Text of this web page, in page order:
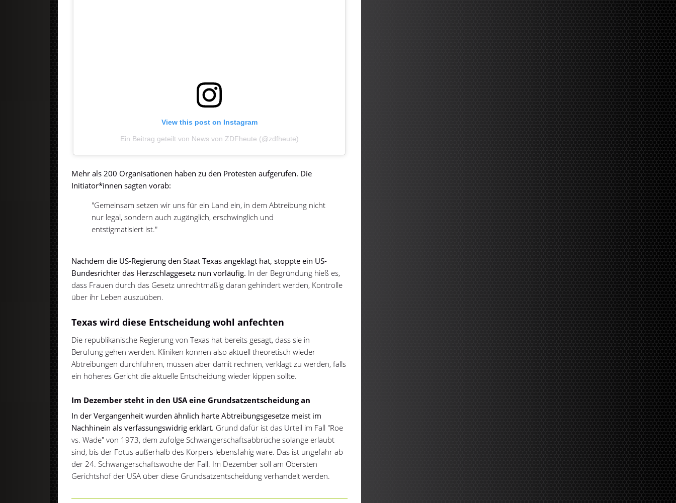
View this post on Instagram
Ein Beitrag geteilt von News von ZDFheute (@zdfheute)
Mehr als 200 Organisationen haben zu den Protesten aufgerufen. Die
Initiator*innen sagten vorab:
"Gemeinsam setzen wir uns für ein Land ein, in dem Abtreibung nicht
nur legal, sondern auch zugänglich, erschwinglich und
entstigmatisiert ist."
Nachdem die US-Regierung den Staat Texas angeklagt hat, stoppte ein US-
Bundesrichter das Herzschlaggesetz nun vorläufig. In der Begründung hieß es,
dass Frauen durch das Gesetz unrechtmäßig daran gehindert werden, Kontrolle
über ihr Leben auszuüben.
Texas wird diese Entscheidung wohl anfechten
Die republikanische Regierung von Texas hat bereits gesagt, dass sie in
Berufung gehen werden. Kliniken können also aktuell theoretisch wieder
Abtreibungen durchführen, müssen aber damit rechnen, verklagt zu werden, falls
ein höheres Gericht die aktuelle Entscheidung wieder kippen sollte.
Im Dezember steht in den USA eine Grundsatzentscheidung an
In der Vergangenheit wurden ähnlich harte Abtreibungsgesetze meist im
Nachhinein als verfassungswidrig erklärt. Grund dafür ist das Urteil im Fall "Roe
vs. Wade" von 1973, dem zufolge Schwangerschaftsabbrüche solange erlaubt
sind, bis der Fötus außerhalb des Körpers lebensfähig wäre. Das ist ungefähr ab
der 24. Schwangerschaftswoche der Fall. Im Dezember soll am Obersten
Gerichtshof der USA über diese Grundsatzentscheidung verhandelt werden.